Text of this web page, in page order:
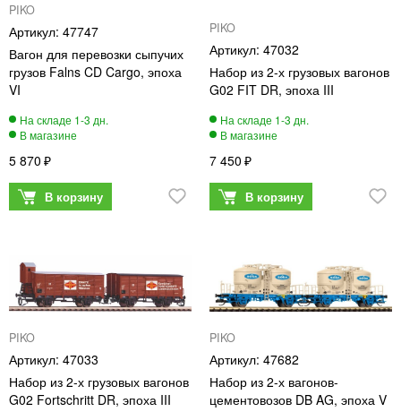
PIKO
47747
Вагон для перевозки сыпучих
грузов Falns CD Cargo, эпоха
VI
5 870
PIKO
47032
Набор из 2-х грузовых вагонов
G02 FIT DR, эпоха III
7 450
PIKO
47033
Набор из 2-х грузовых вагонов
G02 Fortschritt DR, эпоха III
PIKO
47682
Набор из 2-х вагонов-
цементовозов DB AG, эпоха V